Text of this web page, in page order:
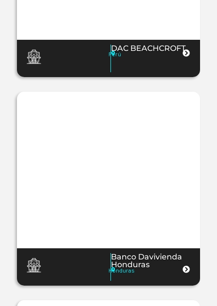
DAC BEACHCROFT
Perú
Banco Davivienda
Honduras
Honduras